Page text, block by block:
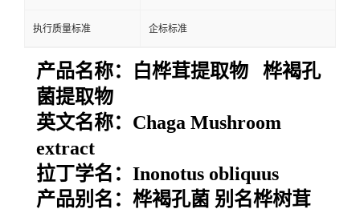
执行质量标准 企标标准
产品名称：白桦茸提取物 桦褐孔
菌提取物
英文名称： Chaga Mushroom
extract
拉丁学名： Inonotus obliquus
产品别名： 桦褐孔菌 别名桦树茸